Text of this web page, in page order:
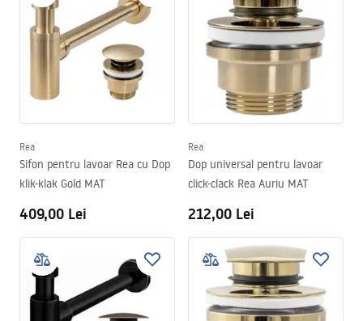
Rea
Sifon pentru lavoar Rea cu Dop
klik-klak Gold MAT
409,00 Lei
Rea
Dop universal pentru lavoar
click-clack Rea Auriu MAT
212,00 Lei